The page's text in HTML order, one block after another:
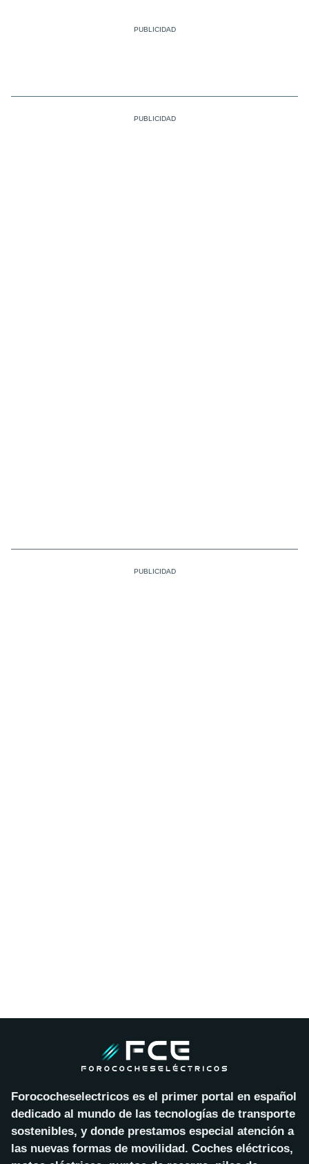
Forococheselectricos es el primer portal en español
dedicado al mundo de las tecnologías de transporte
sostenibles, y donde prestamos especial atención a
las nuevas formas de movilidad. Coches eléctricos,